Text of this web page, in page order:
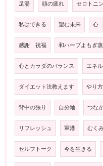
足湯 頭の疲れ セロトニン
私はできる 望む未来 心
感謝 祝福 和ハーブよもぎ蒸
心とカラダのバランス エネ
ダイエット法教えます やり方
背中の張り 自分軸 つな
リフレッシュ 軍港 むく
セルフトーク 今を生きる